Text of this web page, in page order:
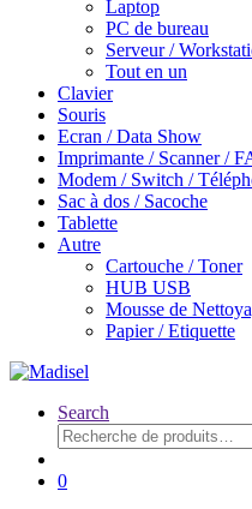
Laptop
PC de bureau
Serveur /
Tout en un
Clavier
Souris
Ecran / Data Show
Imprimante / Scanner /
Modem / Switch /
Sac à dos / Sacoche
Tablette
Autre
Cartouche / Toner
HUB USB
Mousse de
Papier / Etiquette
Search
Recherche
pour :
0